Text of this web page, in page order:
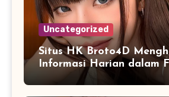
Uncategorized
Situs HK Broto4D
Informasi Harian dalam
yang Mudah Dipahami